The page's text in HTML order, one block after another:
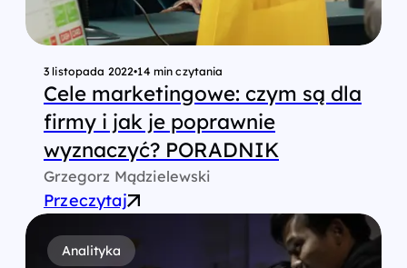
3 listopada 2022•14 min czytania
Cele marketingowe: czym są dla
firmy i jak je poprawnie
wyznaczyć? PORADNIK
Grzegorz Mądzielewski
Przeczytaj
Analityka